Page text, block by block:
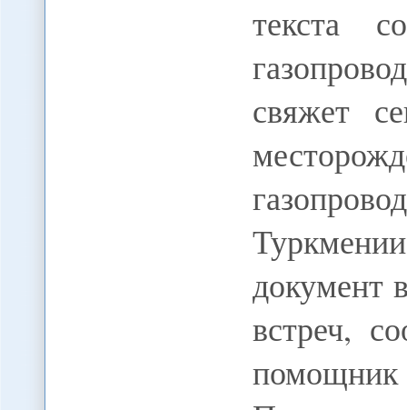
текста
свяжет
документ
встреч,